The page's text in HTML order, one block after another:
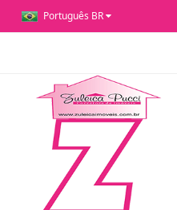
Português BR